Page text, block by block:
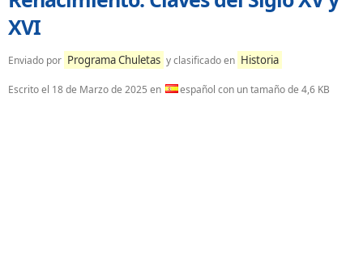
XVI
Enviado por Programa Chuletas y clasificado en Historia
Escrito el 18 de Marzo de 2025 en español con un tamaño de 4,6 KB